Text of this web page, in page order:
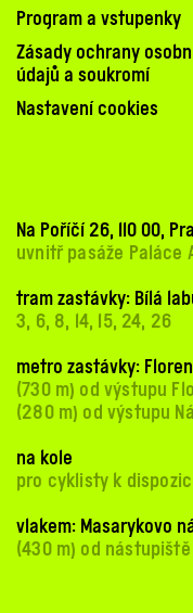
Program a vstupenky
Zásady ochrany
údajů a soukromí
Nastavení cookies
Na Poříčí 26, 110 00,
uvnitř pasáže Paláce
tram zastávky: Bílá
3, 6, 8, 14, 15, 24, 26
metro zastávky:
(730 m) od výstupu
(280 m) od výstupu
na kole
pro cyklisty k
vlakem: Masarykovo
(430 m) od